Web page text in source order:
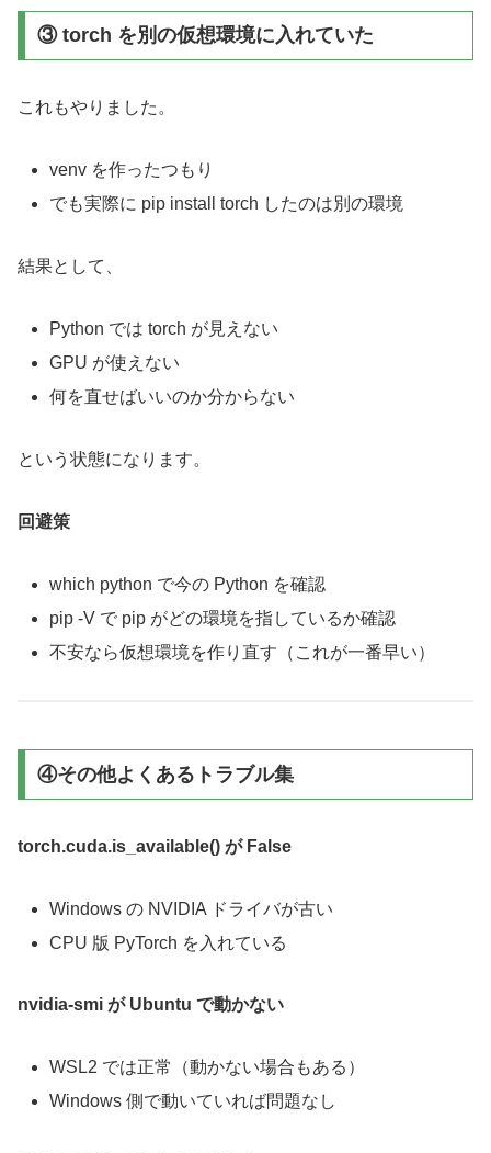
③ torch を別の仮想環境に入れていた
これもやりました。
venv を作ったつもり
でも実際に pip install torch したのは別の環境
結果として、
Python では torch が見えない
GPU が使えない
何を直せばいいのか分からない
という状態になります。
回避策
which python で今の Python を確認
pip -V で pip がどの環境を指しているか確認
不安なら仮想環境を作り直す（これが一番早い）
④その他よくあるトラブル集
torch.cuda.is_available() が False
Windows の NVIDIA ドライバが古い
CPU 版 PyTorch を入れている
nvidia-smi が Ubuntu で動かない
WSL2 では正常（動かない場合もある）
Windows 側で動いていれば問題なし